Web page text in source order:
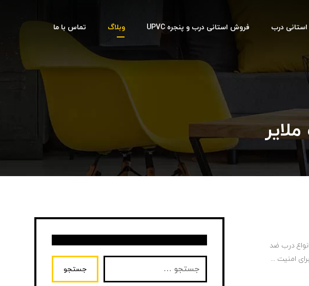
درب فروش استانی درب و پنجره UPVC وبلاگ تماس با ما
درب ضد
امنیت ...
جستجو